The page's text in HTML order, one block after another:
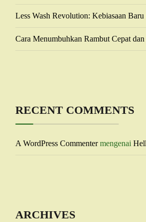
Less Wash Revolution: Kebiasaan Baru
Cara Menumbuhkan Rambut Cepat
RECENT COMMENTS
A WordPress Commentermengenai
ARCHIVES